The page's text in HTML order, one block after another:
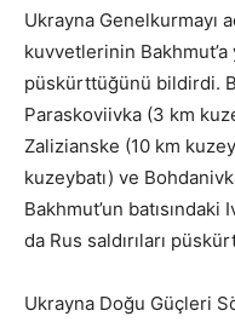
Ukrayna Genelkurmayı
kuvvetlerinin Bakhmut’a
püskürttüğünü bildirdi.
Paraskoviivka (3 km
Zalizianske (10 km
kuzeybatı) ve
Bakhmut’un
da Rus saldırıları
Ukrayna Doğu Güçleri